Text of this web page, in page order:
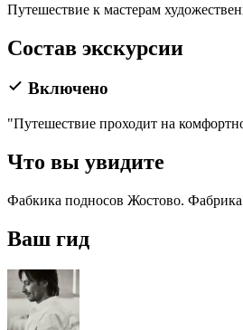
Путешествие к мастерам
Состав экскурсии
Включено
"Путешествие проходит на
Что вы увидите
Фабкика подносов Жостово.
Ваш гид